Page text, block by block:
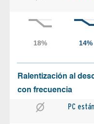
Ralentización al
con frecuencia
PC